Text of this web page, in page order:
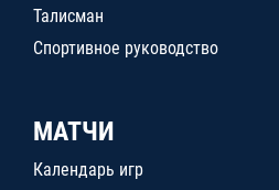
Талисман
Спортивное руководство
МАТЧИ
Календарь игр